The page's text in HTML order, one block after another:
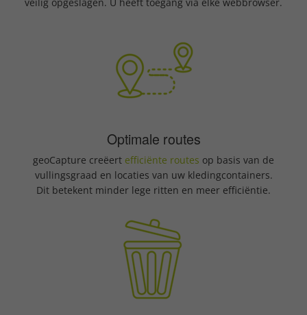
Optimale routes
geoCapture creëert efficiënte routes op basis van de
vullingsgraad en locaties van uw kledingcontainers.
Dit betekent minder lege ritten en meer efficiëntie.